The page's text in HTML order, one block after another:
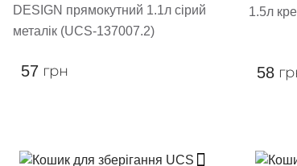
DESIGN прямокутний 1.1л сірий
металік (UCS-137007.2)
57 грн
1.5л
58